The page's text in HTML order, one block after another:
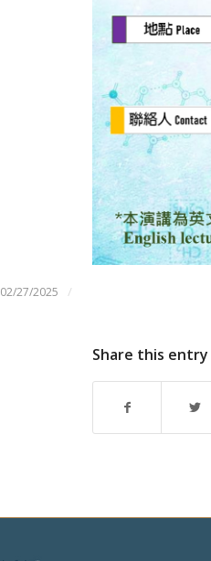
02/27/2025 /
Share this entry